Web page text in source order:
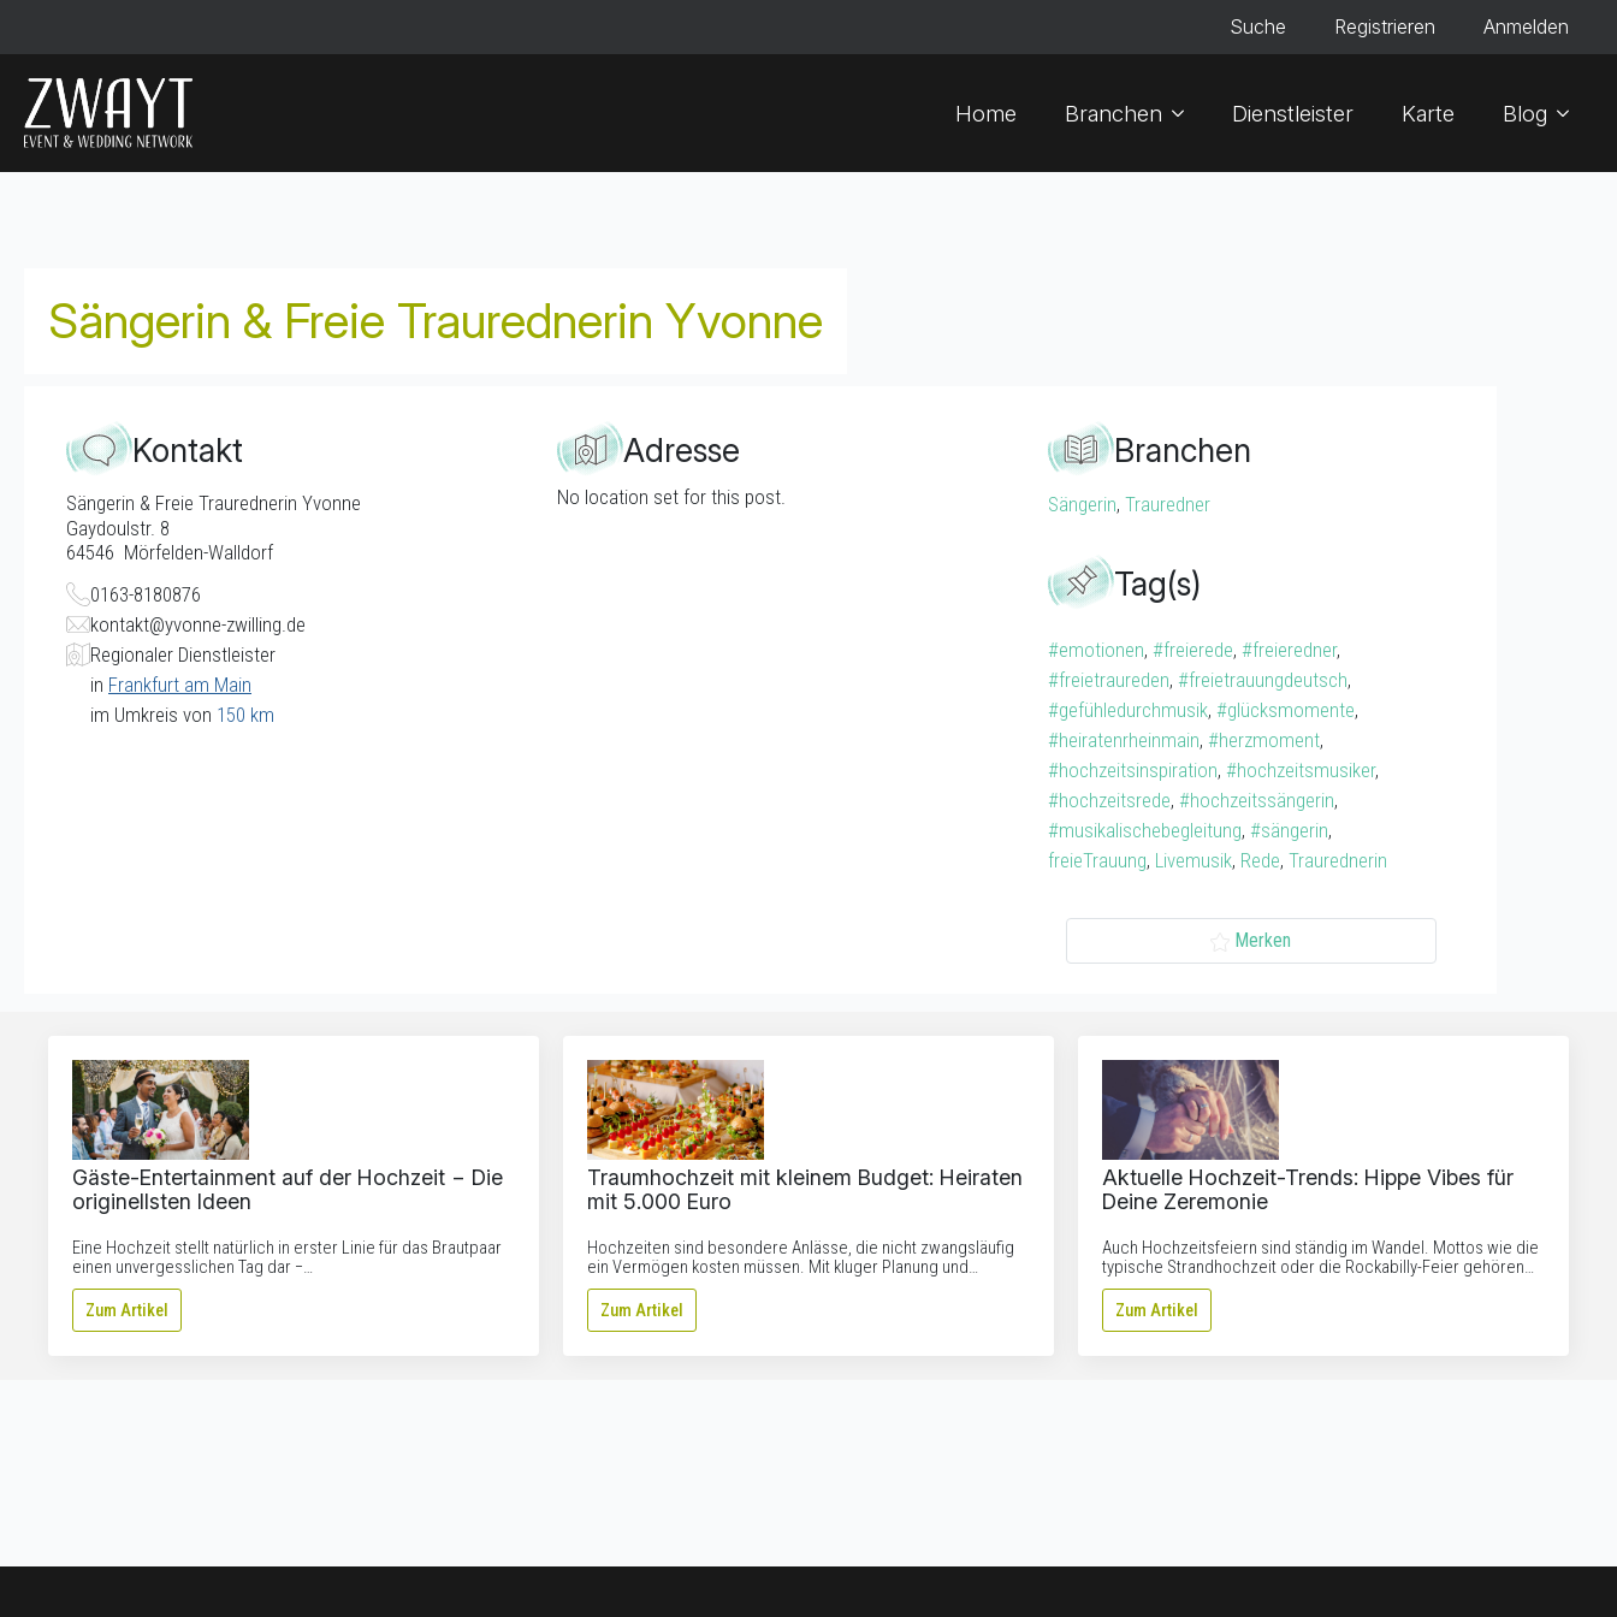
Suche Registrieren Anmelden
Home Branchen Dienstleister Karte Blog
Sängerin & Freie Traurednerin Yvonne
Kontakt
Sängerin & Freie Traurednerin Yvonne
Gaydoulstr. 8
64546 Mörfelden-Walldorf
0163-8180876
kontakt@yvonne-zwilling.de
Regionaler Dienstleister
in Frankfurt am Main
im Umkreis von 150 km
Adresse
No location set for this post.
Branchen
Sängerin, Trauredner
Tag(s)
#emotionen, #freierede, #freieredner,
#freietraureden, #freietrauungdeutsch,
#gefühledurchmusik, #glücksmomente,
#heiratenrheinmain, #herzmoment,
#hochzeitsinspiration, #hochzeitsmusiker,
#hochzeitsrede, #hochzeitssängerin,
#musikalischebegleitung, #sängerin,
freieTrauung, Livemusik, Rede, Traurednerin
Merken
Gäste-Entertainment auf der Hochzeit − Die
originellsten Ideen
Eine Hochzeit stellt natürlich in erster Linie für das Brautpaar
einen unvergesslichen Tag dar −…
Zum Artikel
Traumhochzeit mit kleinem Budget: Heiraten
mit 5.000 Euro
Hochzeiten sind besondere Anlässe, die nicht zwangsläufig
ein Vermögen kosten müssen. Mit kluger Planung und…
Zum Artikel
Aktuelle Hochzeit-Trends: Hippe Vibes für
Deine Zeremonie
Auch Hochzeitsfeiern sind ständig im Wandel. Mottos wie die
typische Strandhochzeit oder die Rockabilly-Feier gehören…
Zum Artikel